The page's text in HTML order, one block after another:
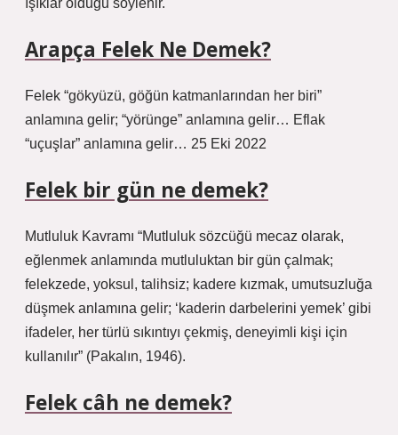
ışıklar olduğu söylenir.
Arapça Felek Ne Demek?
Felek “gökyüzü, göğün katmanlarından her biri”
anlamına gelir; “yörünge” anlamına gelir… Eflak
“uçuşlar” anlamına gelir… 25 Eki 2022
Felek bir gün ne demek?
Mutluluk Kavramı “Mutluluk sözcüğü mecaz olarak,
eğlenmek anlamında mutluluktan bir gün çalmak;
felekzede, yoksul, talihsiz; kadere kızmak, umutsuzluğa
düşmek anlamına gelir; ‘kaderin darbelerini yemek’ gibi
ifadeler, her türlü sıkıntıyı çekmiş, deneyimli kişi için
kullanılır” (Pakalın, 1946).
Felek câh ne demek?